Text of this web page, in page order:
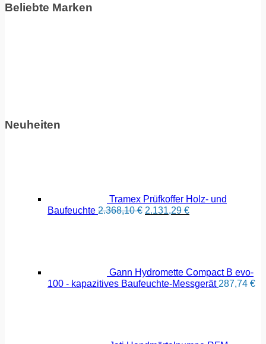
Beliebte Marken
Neuheiten
Tramex Prüfkoffer Holz- und
Baufeuchte 2.368,10€ Ursprünglicher
2.131,29 €Aktueller
Gann Hydromette Compact B evo-
100 - kapazitives Baufeuchte-Messgerät 287,74 €